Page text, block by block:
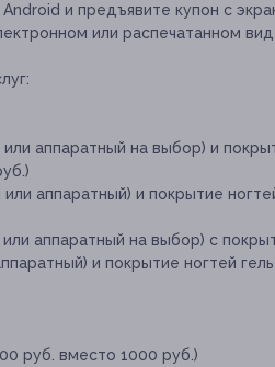
Android и предъявите купон с
или распечатанном
аппаратный на выбор) и
аппаратный) и покрытие
аппаратный на выбор) с
и покрытие ногтей
руб. вместо 1000 руб.)